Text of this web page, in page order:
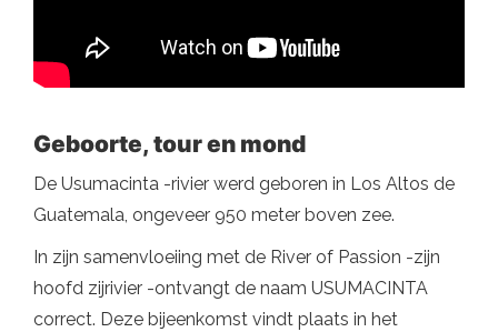
Geboorte, tour en mond
De Usumacinta -rivier werd geboren in Los Altos de
Guatemala, ongeveer 950 meter boven zee.
In zijn samenvloeiing met de River of Passion -zijn
hoofd zijrivier -ontvangt de naam USUMACINTA
correct. Deze bijeenkomst vindt plaats in het